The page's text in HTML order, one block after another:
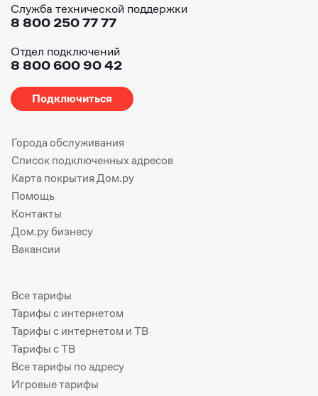
Служба технической поддержки
8 800 250 77 77
Отдел подключений
8 800 600 90 42
Подключиться
Города обслуживания
Список подключенных адресов
Карта покрытия Дом.ру
Помощь
Контакты
Дом.ру бизнесу
Вакансии
Все тарифы
Тарифы с интернетом
Тарифы с интернетом и ТВ
Тарифы с ТВ
Все тарифы по адресу
Игровые тарифы